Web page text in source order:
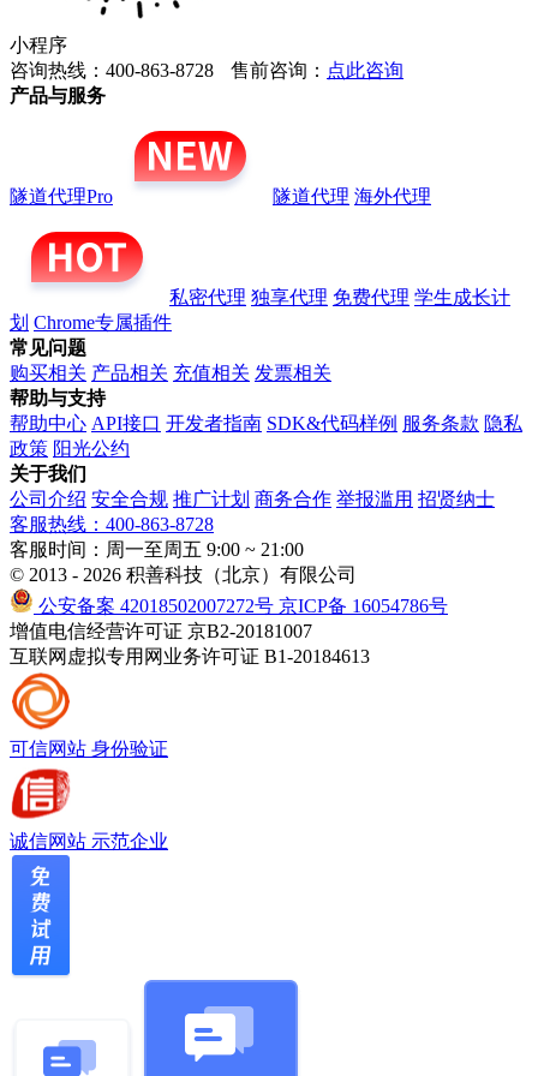
小程序
咨询热线：400-863-8728
售前咨询： 点此咨询
产品与服务
隧道代理Pro 隧道代理 海外代理
私密代理 独享代理 免费代理 学生成长计
划 Chrome专属插件
常见问题
购买相关 产品相关 充值相关 发票相关
帮助与支持
帮助中心 API接口 开发者指南 SDK&代码样例 服务条款 隐私
政策 阳光公约
关于我们
公司介绍 安全合规 推广计划 商务合作 举报滥用 招贤纳士
客服热线：400-863-8728
客服时间：周一至周五 9:00 ~ 21:00
© 2013 - 2026 积善科技（北京）有限公司
公安备案 42018502007272号 京ICP备 16054786号
增值电信经营许可证 京B2-20181007
互联网虚拟专用网业务许可证 B1-20184613
可信网站 身份验证
诚信网站 示范企业